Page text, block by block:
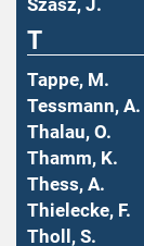
Szasz, J.
T
Tappe, M.
Tessmann, A.
Thalau, O.
Thamm, K.
Thess, A.
Thielecke, F.
Tholl, S.